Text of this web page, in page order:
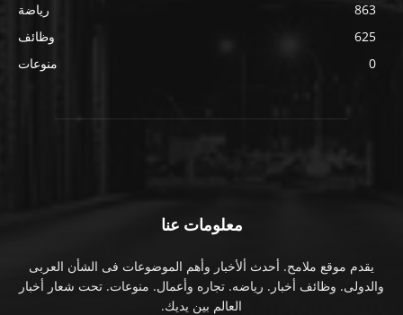
رياضة
863
وظائف
625
منوعات
0
معلومات عنا
يقدم موقع ملامح. أحدث ألأخبار وأهم الموضوعات فى الشأن العربى
والدولى. وظائف أخبار. رياضه. تجاره وأعمال. منوعات. تحت شعار أخبار
العالم بين يديك.